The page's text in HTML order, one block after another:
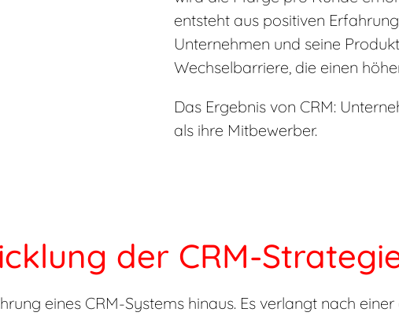
entsteht aus positiven
Unternehmen und seine
Wechselbarriere, die einen
Das Ergebnis von CRM:
als ihre Mitbewerber.
der CRM-
eines CRM-Systems hinaus. Es verlangt nach